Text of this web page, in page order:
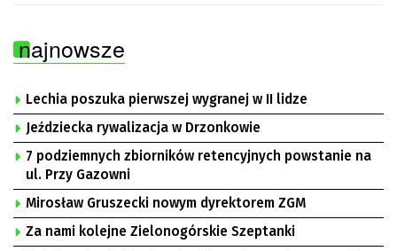
najnowsze
Lechia poszuka pierwszej wygranej w II lidze
Jeździecka rywalizacja w Drzonkowie
7 podziemnych zbiorników retencyjnych powstanie na
ul. Przy Gazowni
Mirosław Gruszecki nowym dyrektorem ZGM
Za nami kolejne Zielonogórskie Szeptanki